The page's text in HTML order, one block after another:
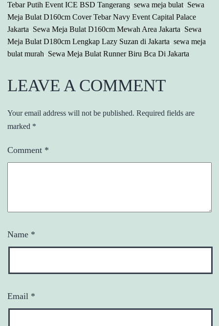
Tebar Putih Event ICE BSD Tangerang, sewa meja bulat, Sewa
Meja Bulat D160cm Cover Tebar Navy Event Capital Palace
Jakarta, Sewa Meja Bulat D160cm Mewah Area Jakarta, Sewa
Meja Bulat D180cm Lengkap Lazy Suzan di Jakarta, sewa meja
bulat murah, Sewa Meja Bulat Runner Biru Bca Di Jakarta
LEAVE A COMMENT
Your email address will not be published. Required fields are
marked *
Comment *
Name *
Email *